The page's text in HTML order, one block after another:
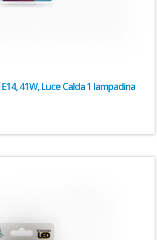
41W, Luce Calda 1 lampadina